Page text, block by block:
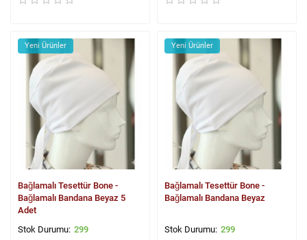
Yeni Ürünler
Bağlamalı Tesettür Bone -
Bağlamalı Bandana Beyaz 5
Adet
299
Yeni Ürünler
Bağlamalı Tesettür Bone -
Bağlamalı Bandana Beyaz
299